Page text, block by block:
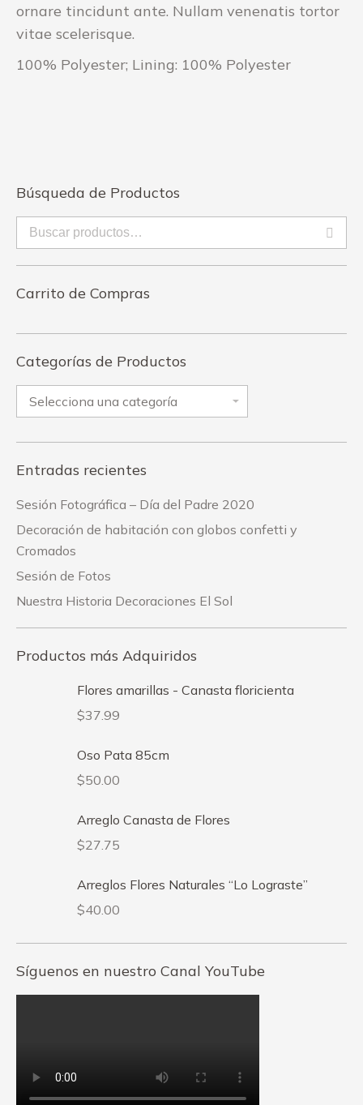
ornare tincidunt ante. Nullam venenatis tortor
vitae scelerisque.
100% Polyester; Lining: 100% Polyester
Búsqueda de Productos
Carrito de Compras
Categorías de Productos
Entradas recientes
Sesión Fotográfica – Día del Padre 2020
Decoración de habitación con globos confetti y
Cromados
Sesión de Fotos
Nuestra Historia Decoraciones El Sol
Productos más Adquiridos
Flores amarillas - Canasta floricienta
$37.99
Oso Pata 85cm
$50.00
Arreglo Canasta de Flores
$27.75
Arreglos Flores Naturales “Lo Lograste”
$40.00
Síguenos en nuestro Canal YouTube